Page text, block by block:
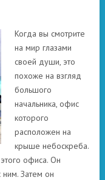
Когда вы смотрите
на мир глазами
своей души, это
похоже на взгляд
большого
начальника, офис
которого
расположен на
крыше небоскреба.
офиса. Он
Затем он